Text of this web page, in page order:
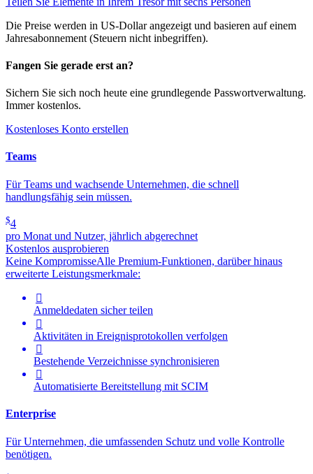
Die Preise werden in US-Dollar angezeigt und basieren auf einem
Jahresabonnement (Steuern nicht inbegriffen).
Fangen Sie gerade erst an?
Sichern Sie sich noch heute eine grundlegende Passwortverwaltung.
Immer kostenlos.
Kostenloses Konto erstellen
Teams
Für Teams und wachsende Unternehmen, die schnell
handlungsfähig sein müssen.
$4
pro Monat und Nutzer, jährlich abgerechnet
Kostenlos ausprobieren
Keine KompromisseAlle Premium-Funktionen, darüber hinaus
erweiterte Leistungsmerkmale:

Anmeldedaten sicher teilen

Aktivitäten in Ereignisprotokollen verfolgen

Bestehende Verzeichnisse synchronisieren

Automatisierte Bereitstellung mit SCIM
Enterprise
Für Unternehmen, die umfassenden Schutz und volle Kontrolle
benötigen.